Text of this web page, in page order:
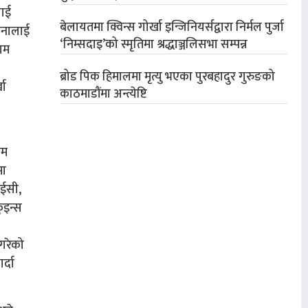
बेलायतमा क्विन्स गोर्खा इन्जिनियर्सद्वारा निर्मल पुर्जा
‘निम्सदाइ’को स्मृतिमा श्रद्धाञ्जलिसभा सम्पन्न
ब्रोड पिक हिमालमा मृत्यु भएका पुरबहादुर गुरुङको
काठमाडौंमा अन्त्येष्टि